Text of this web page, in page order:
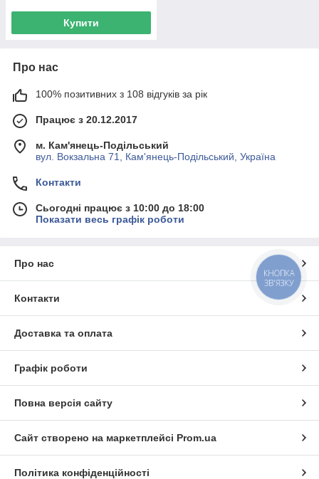
Купити
Про нас
100% позитивних з 108 відгуків за рік
Працює з 20.12.2017
м. Кам'янець-Подільський
вул. Вокзальна 71, Кам'янець-Подільський, Україна
Контакти
Сьогодні працює з 10:00 до 18:00
Показати весь графік роботи
Про нас
Контакти
Доставка та оплата
Графік роботи
Повна версія сайту
Сайт створено на маркетплейсі Prom.ua
Політика конфіденційності
КНОПКА
ЗВ'ЯЗКУ